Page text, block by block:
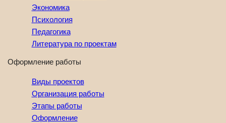
Экономика
Психология
Педагогика
Литература по проектам
Оформление работы
Виды проектов
Организация работы
Этапы работы
Оформление